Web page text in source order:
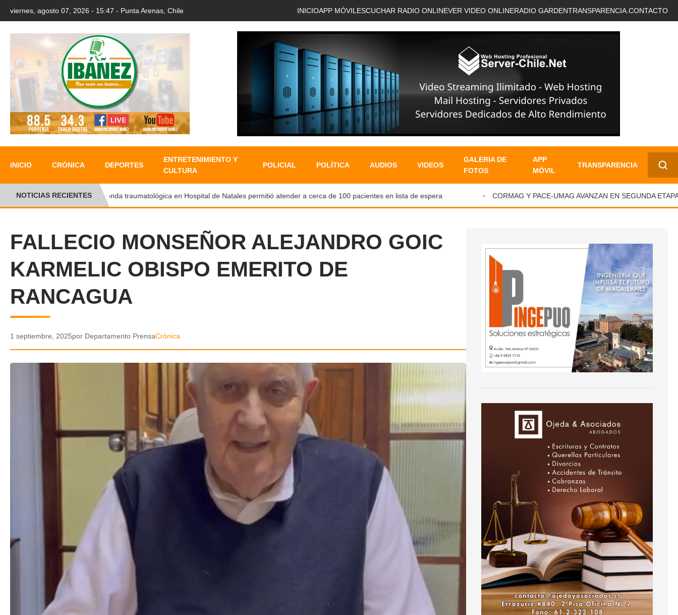
viernes, agosto 07, 2026 - 15:47 - Punta Arenas, Chile INICIOAPP MÓVIL ESCUCHAR RADIO ONLINEVER VIDEO ONLINERADIO GARDENTRANSPARENCIA. CONTACTO
INICIO CRÓNICA DEPORTES
ENTRETENIMIENTO Y
CULTURA
POLICIAL POLÍTICA AUDIOS VIDEOS
GALERIA DE
FOTOS
APP
MÓVIL
TRANSPARENCIA
✕
NOTICIAS RECIENTESRonda traumatológica en Hospital de Natales permitió atender a cerca de 100 pacientes en lista de espera CORMAG Y PACE-UMAG AVANZAN EN SEGUNDA ETAPA
FALLECIO MONSEÑOR ALEJANDRO GOIC
KARMELIC OBISPO EMERITO DE
RANCAGUA
1 septiembre, 2025por Departamento PrensaCrónica